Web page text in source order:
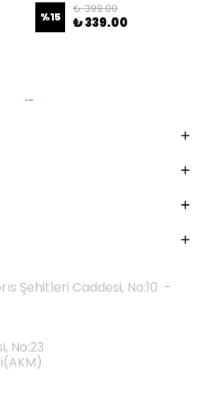
%15
₺ 399.00
₺ 339.00
Şehitleri Caddesi, No:10 -
No:23